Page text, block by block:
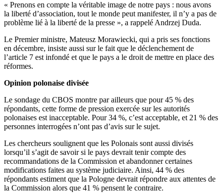
« Prenons en compte la véritable image de notre pays : nous avons
la liberté d’association, tout le monde peut manifester, il n’y a pas de
problème lié à la liberté de la presse », a rappelé Andrzej Duda.
Le Premier ministre, Mateusz Morawiecki, qui a pris ses fonctions
en décembre, insiste aussi sur le fait que le déclenchement de
l’article 7 est infondé et que le pays a le droit de mettre en place des
réformes.
Opinion polonaise divisée
Le sondage du CBOS montre par ailleurs que pour 45 % des
répondants, cette forme de pression exercée sur les autorités
polonaises est inacceptable. Pour 34 %, c’est acceptable, et 21 % des
personnes interrogées n’ont pas d’avis sur le sujet.
Les chercheurs soulignent que les Polonais sont aussi divisés
lorsqu’il s’agit de savoir si le pays devrait tenir compte des
recommandations de la Commission et abandonner certaines
modifications faites au système judiciaire. Ainsi, 44 % des
répondants estiment que la Pologne devrait répondre aux attentes de
la Commission alors que 41 % pensent le contraire.